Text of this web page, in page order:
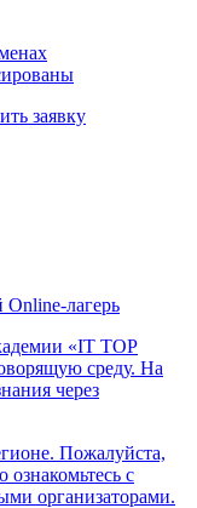
заявку
Online-лагерь
«IT TOP
среду. На
через
Пожалуйста,
с
организаторами.